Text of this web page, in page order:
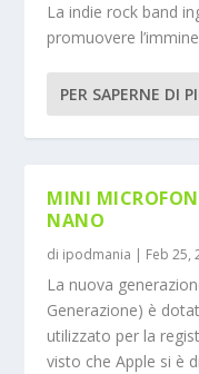
La indie rock band
promuovere
PER SAPERNE DI
MINI
NANO
di ipodmania Feb 25,
La nuova
Generazione) è
utilizzato per la
visto che Apple si è